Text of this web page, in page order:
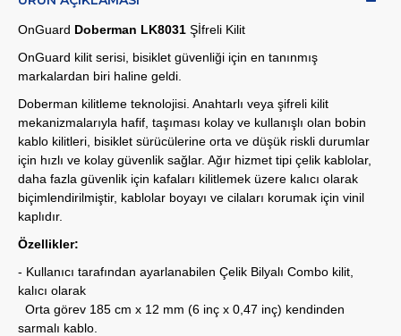
OnGuard Doberman LK8031 Şİfreli Kilit
OnGuard kilit serisi, bisiklet güvenliği için en tanınmış
markalardan biri haline geldi.
Doberman kilitleme teknolojisi. Anahtarlı veya şifreli kilit
mekanizmalarıyla hafif, taşıması kolay ve kullanışlı olan bobin
kablo kilitleri, bisiklet sürücülerine orta ve düşük riskli durumlar
için hızlı ve kolay güvenlik sağlar. Ağır hizmet tipi çelik kablolar,
daha fazla güvenlik için kafaları kilitlemek üzere kalıcı olarak
biçimlendirilmiştir, kablolar boyayı ve cilaları korumak için vinil
kaplıdır.
Özellikler:
- Kullanıcı tarafından ayarlanabilen Çelik Bilyalı Combo kilit,
kalıcı olarak
Orta görev 185 cm x 12 mm (6 inç x 0,47 inç) kendinden
sarmalı kablo.